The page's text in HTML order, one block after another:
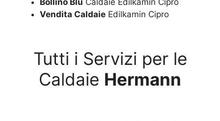
Bollino Blu Caldaie Edilkamin Cipro
Vendita Caldaie Edilkamin Cipro
Tutti i Servizi per le
Caldaie Hermann